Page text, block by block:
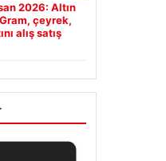
2026: Altın
çeyrek,
alış satış